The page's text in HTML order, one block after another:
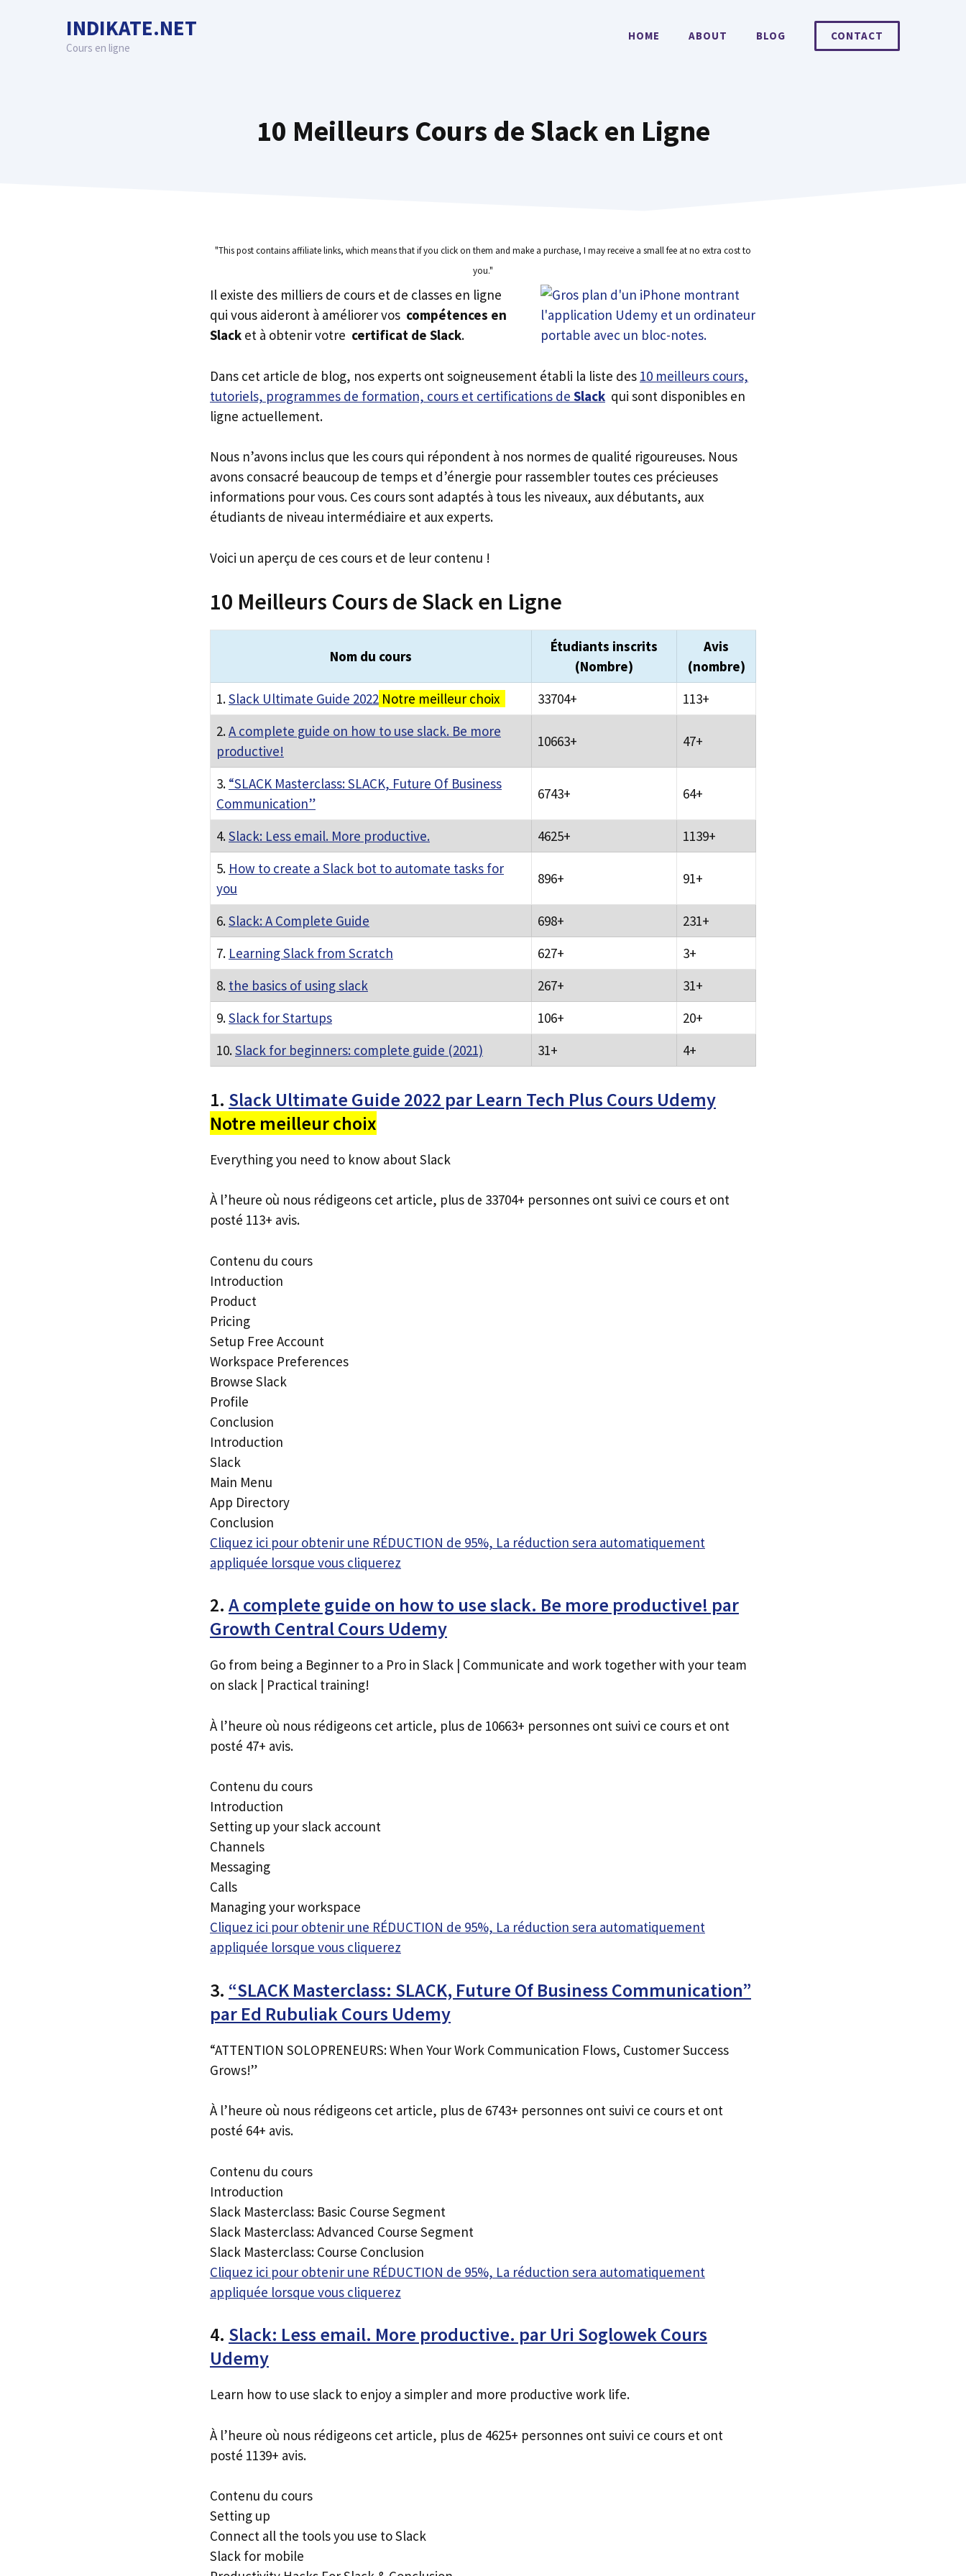
INDIKATE.NET
Cours en ligne
HOME ABOUT BLOG CONTACT
10 Meilleurs Cours de Slack en Ligne
"This post contains affiliate links, which means that if you click on them and make a purchase, I may receive a small fee at no extra cost to
you."
Il existe des milliers de cours et de classes en ligne
qui vous aideront à améliorer vos compétences en
Slack et à obtenir votre certificat de Slack.
Dans cet article de blog, nos experts ont soigneusement établi la liste des 10 meilleurs cours,
tutoriels, programmes de formation, cours et certifications de Slack qui sont disponibles en
ligne actuellement.
Nous n’avons inclus que les cours qui répondent à nos normes de qualité rigoureuses. Nous
avons consacré beaucoup de temps et d’énergie pour rassembler toutes ces précieuses
informations pour vous. Ces cours sont adaptés à tous les niveaux, aux débutants, aux
étudiants de niveau intermédiaire et aux experts.
Voici un aperçu de ces cours et de leur contenu !
10 Meilleurs Cours de Slack en Ligne
Nom du cours
Étudiants inscrits
(Nombre)
Avis
(nombre)
1.Slack Ultimate Guide 2022 Notre meilleur choix 33704+
113+
2.A complete guide on how to use slack. Be more
productive!
10663+ 47+
3. “SLACK Masterclass: SLACK, Future Of Business
Communication”
6743+ 64+
4.Slack: Less email. More productive. 4625+
1139+
5. How to create a Slack bot to automate tasks for
you
896+ 91+
6.Slack: A Complete Guide 698+
231+
7. Learning Slack from Scratch 627+
3+
8. the basics of using slack 267+
31+
9.Slack for Startups 106+
20+
10.Slack for beginners: complete guide (2021) 31+ 4+
1. Slack Ultimate Guide 2022 par Learn Tech Plus Cours Udemy
Notre meilleur choix
Everything you need to know about Slack
À l’heure où nous rédigeons cet article, plus de 33704+ personnes ont suivi ce cours et ont
posté 113+ avis.
Contenu du cours
Introduction
Product
Pricing
Setup Free Account
Workspace Preferences
Browse Slack
Profile
Conclusion
Introduction
Slack
Main Menu
App Directory
Conclusion
Cliquez ici pour obtenir une RÉDUCTION de 95%, La réduction sera automatiquement
appliquée lorsque vous cliquerez
2. A complete guide on how to use slack. Be more productive! par
Growth Central Cours Udemy
Go from being a Beginner to a Pro in Slack | Communicate and work together with your team
on slack | Practical training!
À l’heure où nous rédigeons cet article, plus de 10663+ personnes ont suivi ce cours et ont
posté 47+ avis.
Contenu du cours
Introduction
Setting up your slack account
Channels
Messaging
Calls
Managing your workspace
Cliquez ici pour obtenir une RÉDUCTION de 95%, La réduction sera automatiquement
appliquée lorsque vous cliquerez
3. “SLACK Masterclass: SLACK, Future Of Business Communication”
par Ed Rubuliak Cours Udemy
“ATTENTION SOLOPRENEURS: When Your Work Communication Flows, Customer Success
Grows!”
À l’heure où nous rédigeons cet article, plus de 6743+ personnes ont suivi ce cours et ont
posté 64+ avis.
Contenu du cours
Introduction
Slack Masterclass: Basic Course Segment
Slack Masterclass: Advanced Course Segment
Slack Masterclass: Course Conclusion
Cliquez ici pour obtenir une RÉDUCTION de 95%, La réduction sera automatiquement
appliquée lorsque vous cliquerez
4. Slack: Less email. More productive. par Uri Soglowek Cours
Udemy
Learn how to use slack to enjoy a simpler and more productive work life.
À l’heure où nous rédigeons cet article, plus de 4625+ personnes ont suivi ce cours et ont
posté 1139+ avis.
Contenu du cours
Setting up
Connect all the tools you use to Slack
Slack for mobile